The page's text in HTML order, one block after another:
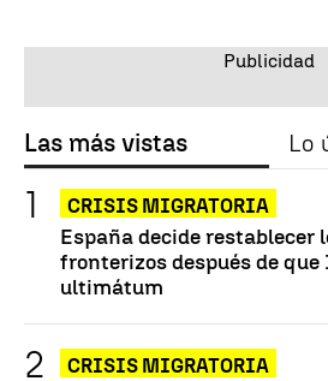
Las más vistas Lo
CRISIS MIGRATORIA
España decide restablecer
fronterizos después de
ultimátum
CRISIS MIGRATORIA